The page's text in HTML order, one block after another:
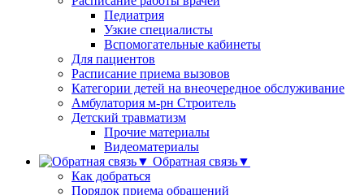
Педиатрия
Узкие специалисты
Вспомогательные кабинеты
Для пациентов
Расписание приема вызовов
Категории детей на внеочередное обслуживание
Амбулатория м-рн Строитель
Детский травматизм
Прочие материалы
Видеоматериалы
Обратная связь▼
Как добраться
Порядок приема обращений